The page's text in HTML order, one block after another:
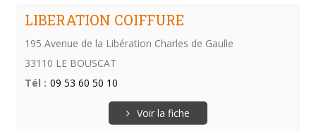
LIBERATION COIFFURE
195 Avenue de la Libération Charles de Gaulle
33110 LE BOUSCAT
Tél : 09 53 60 50 10
Voir la fiche